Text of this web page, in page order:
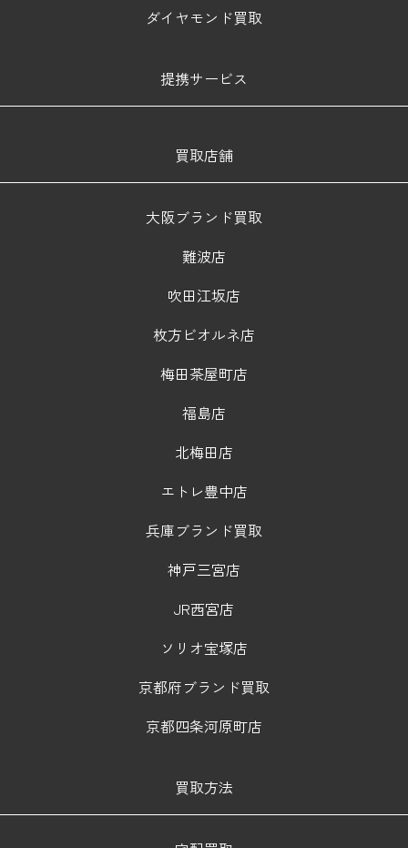
ダイヤモンド買取
提携サービス
買取店舗
大阪ブランド買取
難波店
吹田江坂店
枚方ビオルネ店
梅田茶屋町店
福島店
北梅田店
エトレ豊中店
兵庫ブランド買取
神戸三宮店
JR西宮店
ソリオ宝塚店
京都府ブランド買取
京都四条河原町店
買取方法